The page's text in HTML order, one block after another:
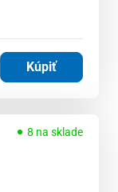
Kúpiť
8 na sklade